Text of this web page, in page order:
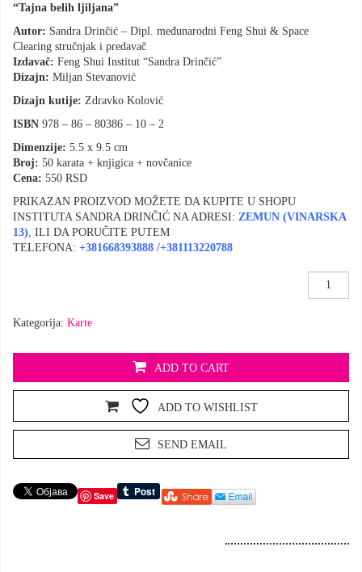
“Tajna belih ljiljana”
Autor: Sandra Drinčić – Dipl. međunarodni Feng Shui & Space
Clearing stručnjak i predavač
Izdavač: Feng Shui Institut “Sandra Drinčić”
Dizajn: Miljan Stevanović
Dizajn kutije: Zdravko Kolović
ISBN 978 – 86 – 80386 – 10 – 2
Dimenzije: 5.5 x 9.5 cm
Broj: 50 karata + knjigica + novčanice
Cena: 550 RSD
PRIKAZAN PROIZVOD MOŽETE DA KUPITE U SHOPU
INSTITUTA SANDRA DRINČIĆ NA ADRESI: ZEMUN (VINARSKA
13), ILI DA PORUČITE PUTEM
TELEFONA: +381668393888 /+381113220788
Feng
količina
Kategorija: Karte
ADD TO CART
ADD TO WISHLIST
SEND EMAIL
Save